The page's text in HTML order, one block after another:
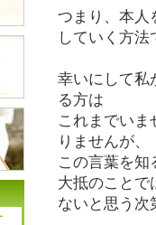
つまり、本人
していく方法
幸いにして私
る方は
これまでいま
りませんが、
この言葉を知
大抵のことで
ないと思う次